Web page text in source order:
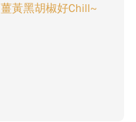
薑黃黑胡椒好Chill~